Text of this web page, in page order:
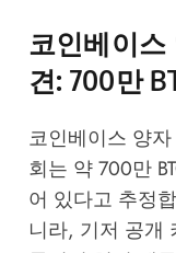
코인베이
견: 700만
코인베이스 양
회는 약 700만
어 있다고 추정
니라, 기저 공개